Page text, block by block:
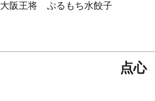
大阪王将 ぷるもち水餃子
点心